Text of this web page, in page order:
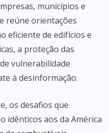
municípios e
reúne orientações
eficiente de edifícios e
a proteção das
vulnerabilidade
à desinformação.
os desafios que
idênticos aos da América